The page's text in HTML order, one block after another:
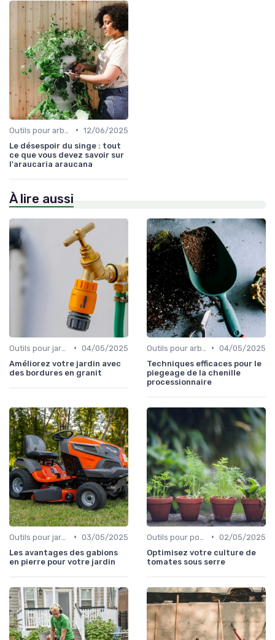
• 12/06/2025
Le désespoir du singe : tout
ce que vous devez savoir sur
l'araucaria araucana
À lire aussi
• 04/05/2025
Améliorez votre jardin avec
des bordures en granit
• 04/05/2025
Techniques efficaces pour le
piegeage de la chenille
processionnaire
• 03/05/2025
Les avantages des gabions
en pierre pour votre jardin
• 02/05/2025
Optimisez votre culture de
tomates sous serre